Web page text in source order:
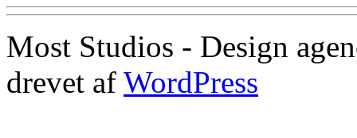
Most Studios - Design
drevet af WordPress